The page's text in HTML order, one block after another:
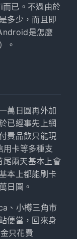
已。不過由於
多少，而且即
是怎麼
。
萬日圓再外加
已經事先上網
費品飲只能現
用卡等多種支
兩天基本上會
本上都能刷卡
日圓。
、小樽三角市
便當，回來身
只花費